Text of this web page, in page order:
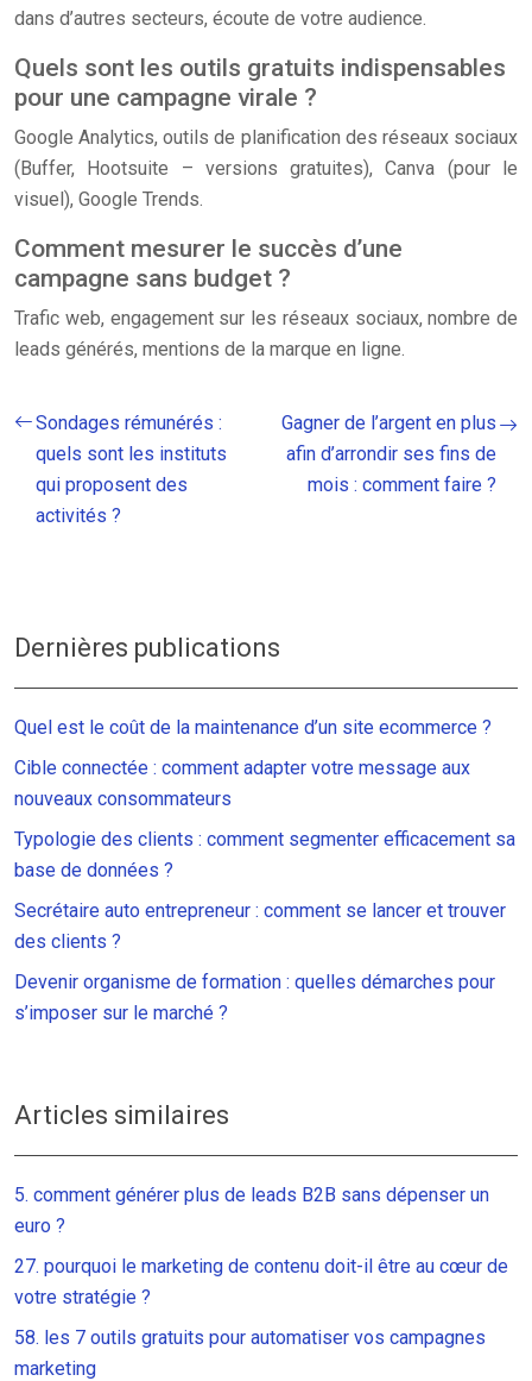
dans d’autres secteurs, écoute de votre audience.
Quels sont les outils gratuits indispensables
pour une campagne virale ?
Google Analytics, outils de planification des réseaux sociaux
(Buffer, Hootsuite – versions gratuites), Canva (pour le
visuel), Google Trends.
Comment mesurer le succès d’une
campagne sans budget ?
Trafic web, engagement sur les réseaux sociaux, nombre de
leads générés, mentions de la marque en ligne.
Sondages rémunérés :
quels sont les instituts
qui proposent des
activités ?
Gagner de l’argent en plus
afin d’arrondir ses fins de
mois : comment faire ?
Dernières publications
Quel est le coût de la maintenance d’un site ecommerce ?
Cible connectée : comment adapter votre message aux
nouveaux consommateurs
Typologie des clients : comment segmenter efficacement sa
base de données ?
Secrétaire auto entrepreneur : comment se lancer et trouver
des clients ?
Devenir organisme de formation : quelles démarches pour
s’imposer sur le marché ?
Articles similaires
5. comment générer plus de leads B2B sans dépenser un
euro ?
27. pourquoi le marketing de contenu doit-il être au cœur de
votre stratégie ?
58. les 7 outils gratuits pour automatiser vos campagnes
marketing